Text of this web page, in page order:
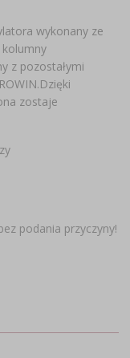
wykonany ze
z pozostałymi
zostaje
podania przyczyny!